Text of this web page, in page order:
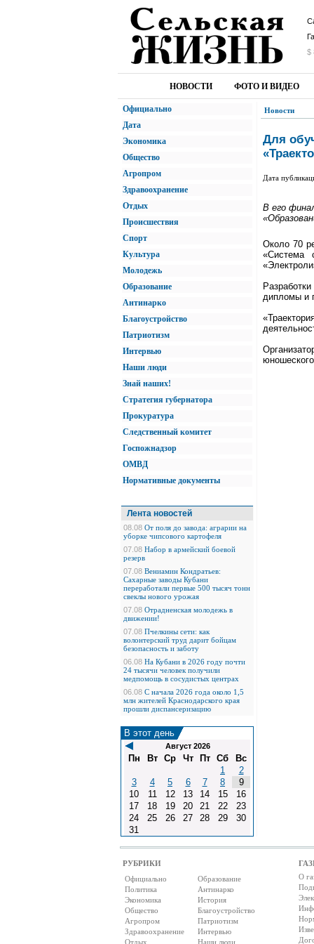
$
НОВОСТИ ФОТО И ВИДЕО
Официально
Дата
Экономика
Общество
Агропром
Здравоохранение
Отдых
Происшествия
Спорт
Культура
Молодежь
Образование
Антинарко
Благоустройство
Патриотизм
Интервью
Наши люди
Знай наших!
Стратегия губернатора
Прокуратура
Следственный комитет
Госпожнадзор
ОМВД
Нормативные документы
Лента новостей
08.08 От поля до завода: аграрии на
уборке чипсового картофеля
07.08 Набор в армейский боевой
резерв
07.08 Вениамин Кондратьев:
Сахарные заводы Кубани
переработали первые 500 тысяч тонн
свеклы нового урожая
07.08 Отрадненская молодежь в
движении!
07.08 Пчелкины сети: как
волонтерский труд дарит бойцам
безопасность и заботу
06.08 На Кубани в 2026 году почти
24 тысячи человек получили
медпомощь в сосудистых центрах
06.08 С начала 2026 года около 1,5
млн жителей Краснодарского края
прошли диспансеризацию
В этот день
Август 2026
Пн Вт Ср Чт Пт Сб
Вс
1
2
3
4 5 6 7 8
9
10
11 12 13 14 15
16
17
18 19 20 21 22
23
24
25 26 27 28 29
30
31
Новости
Для
Дата
В его
Около 70
«Система
дипломы и
РУБРИКИ
Официально
Политика
Экономика
Общество
Агропром
Здравоохранение
Отдых
Образование
Антинарко
История
Благоустройство
Патриотизм
Интервью
Наши люди
О